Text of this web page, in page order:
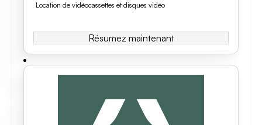
Location de vidéocassettes et disques vidéo
Résumez maintenant